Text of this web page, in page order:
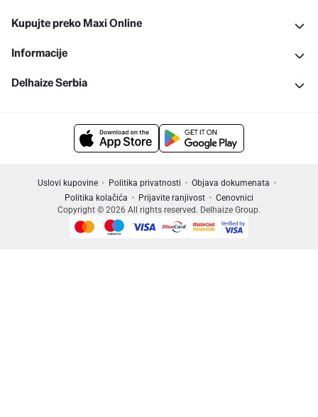
Kupujte preko Maxi Online
Informacije
Delhaize Serbia
Uslovi kupovine Politika privatnosti
Objava dokumenata
Politika kolačića
Prijavite ranjivost
Cenovnici
Copyright © 2026 All rights reserved. Delhaize Group.